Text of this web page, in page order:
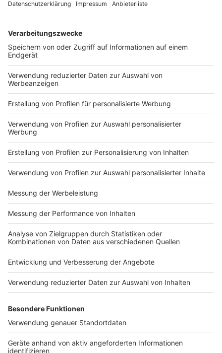
alle Evakuierten wieder zurück.
DEINE GEMERKTEN ARTIKEL
Du hast dir noch keine Artikel gemerkt
Markiere sie hierfür mit einem
Impressum
Nutzungsbedingungen
Jobs
Presse
Werben
Archiv
ANTENNE BAYERN GROUP
Stiftung ANTENNE BAYERN
Kontakt
Studio-Hotline
Verkehrs-Hotline
Newsletter